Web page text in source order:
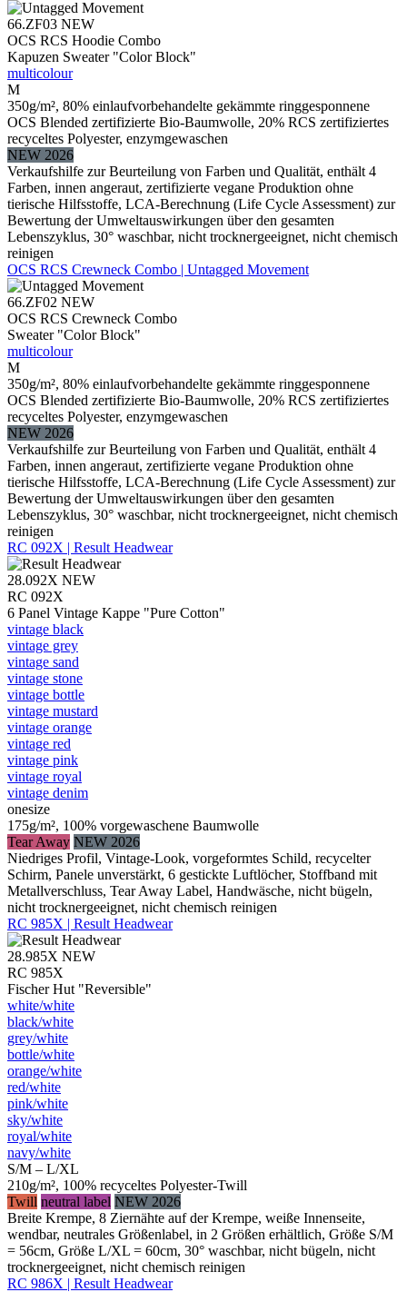
66.ZF03 NEW
OCS RCS Hoodie Combo
Kapuzen Sweater "Color Block"
multicolour
M
350g/m², 80% einlaufvorbehandelte gekämmte ringgesponnene
OCS Blended zertifizierte Bio-Baumwolle, 20% RCS zertifiziertes
recyceltes Polyester, enzymgewaschen
NEW 2026
Verkaufshilfe zur Beurteilung von Farben und Qualität, enthält 4
Farben, innen angeraut, zertifizierte vegane Produktion ohne
tierische Hilfsstoffe, LCA-Berechnung (Life Cycle Assessment) zur
Bewertung der Umweltauswirkungen über den gesamten
Lebenszyklus, 30° waschbar, nicht trocknergeeignet, nicht chemisch
reinigen
OCS RCS Crewneck Combo | Untagged Movement
66.ZF02 NEW
OCS RCS Crewneck Combo
Sweater "Color Block"
multicolour
M
350g/m², 80% einlaufvorbehandelte gekämmte ringgesponnene
OCS Blended zertifizierte Bio-Baumwolle, 20% RCS zertifiziertes
recyceltes Polyester, enzymgewaschen
NEW 2026
Verkaufshilfe zur Beurteilung von Farben und Qualität, enthält 4
Farben, innen angeraut, zertifizierte vegane Produktion ohne
tierische Hilfsstoffe, LCA-Berechnung (Life Cycle Assessment) zur
Bewertung der Umweltauswirkungen über den gesamten
Lebenszyklus, 30° waschbar, nicht trocknergeeignet, nicht chemisch
reinigen
RC 092X | Result Headwear
28.092X NEW
RC 092X
6 Panel Vintage Kappe "Pure Cotton"
vintage black
vintage grey
vintage sand
vintage stone
vintage bottle
vintage mustard
vintage orange
vintage red
vintage pink
vintage royal
vintage denim
onesize
175g/m², 100% vorgewaschene Baumwolle
Tear Away NEW 2026
Niedriges Profil, Vintage-Look, vorgeformtes Schild, recycelter
Schirm, Panele unverstärkt, 6 gestickte Luftlöcher, Stoffband mit
Metallverschluss, Tear Away Label, Handwäsche, nicht bügeln,
nicht trocknergeeignet, nicht chemisch reinigen
RC 985X | Result Headwear
28.985X NEW
RC 985X
Fischer Hut "Reversible"
white/​white
black/​white
grey/​white
bottle/​white
orange/​white
red/​white
pink/​white
sky/​white
royal/​white
navy/​white
S/M – L/XL
210g/m², 100% recyceltes Polyester-Twill
Twill neutral label NEW 2026
Breite Krempe, 8 Ziernähte auf der Krempe, weiße Innenseite,
wendbar, neutrales Größenlabel, in 2 Größen erhältlich, Größe S/M
= 56cm, Größe L/XL = 60cm, 30° waschbar, nicht bügeln, nicht
trocknergeeignet, nicht chemisch reinigen
RC 986X | Result Headwear